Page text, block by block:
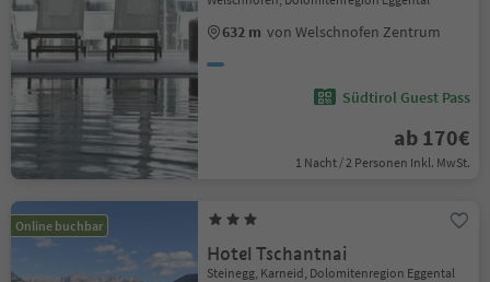
632 m von Welschnofen Zentrum
Südtirol Guest Pass
ab 170€
1 Nacht / 2 Personen Inkl. MwSt.
Online buchbar
Hotel Tschantnai
Steinegg, Karneid, Dolomitenregion Eggental